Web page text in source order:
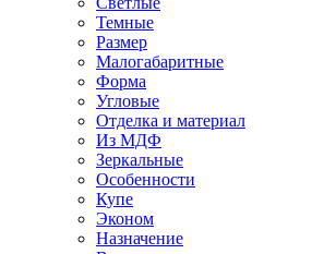
Темные
Размер
Малогабаритные
Форма
Угловые
Отделка и материал
Из МДФ
Зеркальные
Особенности
Купе
Эконом
Назначение